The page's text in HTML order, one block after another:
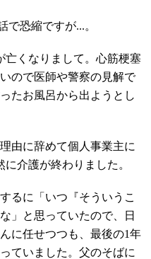
で恐縮ですが...。
亡くなりまして。心筋梗塞
ので医師や警察の見解で
たお風呂から出ようとし
由に辞めて個人事業主に
介護が終わりました。
るに「いつ『そういうこ
」と思っていたので、日
に任せつつも、最後の1年
ていました。父のそばに